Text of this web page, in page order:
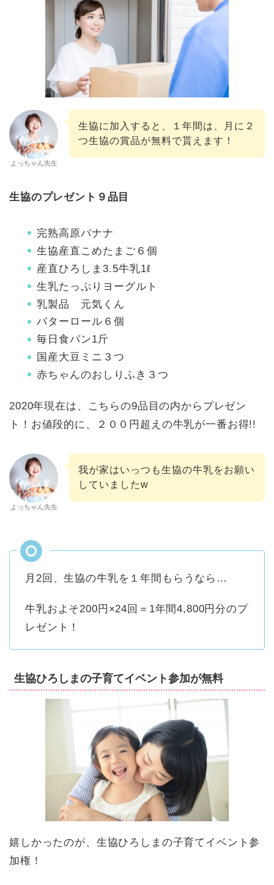
よっちゃん先生
生協に加入すると、１年間は、月に２
つ生協の賞品が無料で貰えます！
生協のプレゼント９品目
完熟高原バナナ
生協産直こめたまご６個
産直ひろしま3.5牛乳1ℓ
生乳たっぷりヨーグルト
乳製品 元気くん
バターロール６個
毎日食パン1斤
国産大豆ミニ３つ
赤ちゃんのおしりふき３つ
2020年現在は、こちらの9品目の内からプレゼン
ト！お値段的に、２００円超えの牛乳が一番お得!!
よっちゃん先生
我が家はいっつも生協の牛乳をお願い
していましたw
月2回、生協の牛乳を１年間もらうなら…
牛乳およそ200円×24回＝1年間4,800円分のプ
レゼント！
生協ひろしまの子育てイベント参加が無料
嬉しかったのが、生協ひろしまの子育てイベント参
加権！